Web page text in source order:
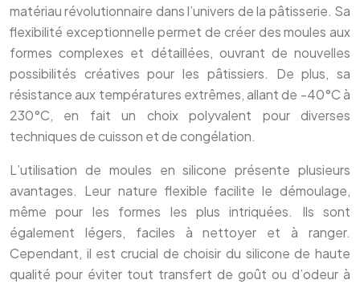
matériau révolutionnaire dans l’univers de la pâtisserie. Sa
flexibilité exceptionnelle permet de créer des moules aux
formes complexes et détaillées, ouvrant de nouvelles
possibilités créatives pour les pâtissiers. De plus, sa
résistance aux températures extrêmes, allant de -40°C à
230°C, en fait un choix polyvalent pour diverses
techniques de cuisson et de congélation.
L’utilisation de moules en silicone présente plusieurs
avantages. Leur nature flexible facilite le démoulage,
même pour les formes les plus intriquées. Ils sont
également légers, faciles à nettoyer et à ranger.
Cependant, il est crucial de choisir du silicone de haute
qualité pour éviter tout transfert de goût ou d’odeur à